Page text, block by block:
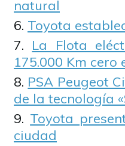
natural
Toyota
La Flota
175.000 Km cero
PSA Peugeot
de la tecnología
Toyota
ciudad